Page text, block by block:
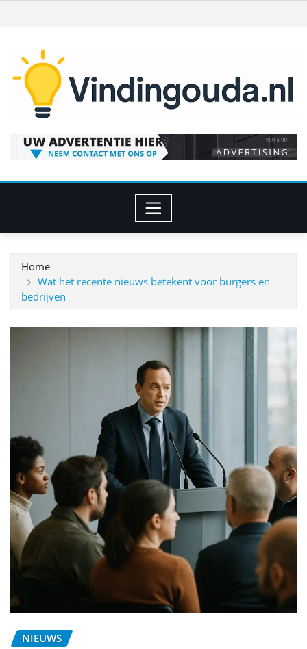
naar
inhoud
Home
Wat het recente nieuws betekent voor burgers en
bedrijven
NIEUWS